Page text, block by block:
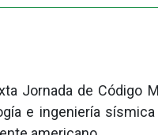
Jornada de Código
e ingeniería